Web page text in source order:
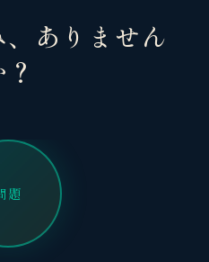
ありません
題